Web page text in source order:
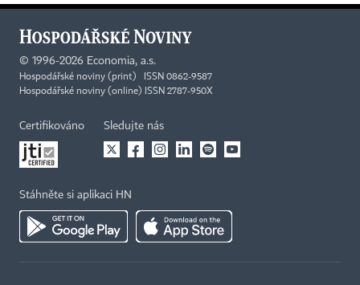
© 1996-2026 Economia, a.s.
Hospodářské noviny (print) ISSN 0862-9587
Hospodářské noviny (online) ISSN 2787-950X
Certifikováno Sledujte nás
Stáhněte si aplikaci HN